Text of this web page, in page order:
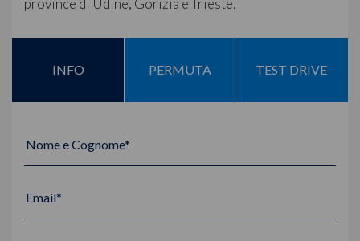
INFO PERMUTA TEST DRIVE
Nome e Cognome*
Email*